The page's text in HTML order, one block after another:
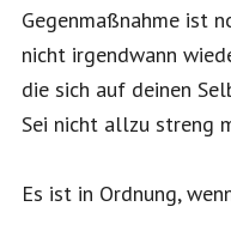
Gegenmaßnahme ist
nicht irgendwann
die sich auf deinen
Sei nicht allzu streng
Es ist in Ordnung,